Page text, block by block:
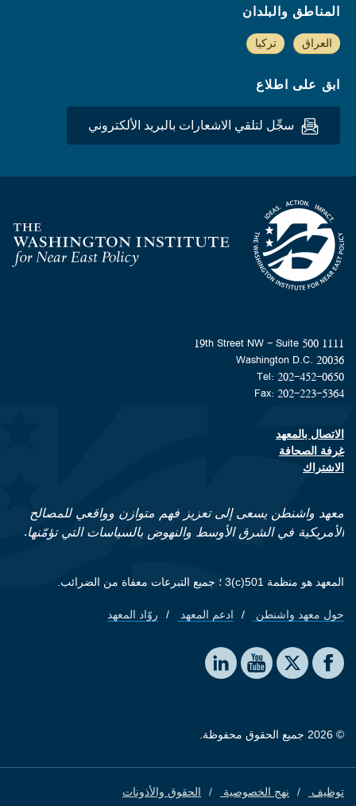
المناطق والبلدان
العراق تركيا
ابق على اطلاع
سجِّل لتلقي الاشعارات بالبريد الألكتروني
Homepage
1111 19th Street NW - Suite 500
Washington D.C. 20036
Tel: 202-452-0650
Fax: 202-223-5364
Footer contact links
الاتصال بالمعهد
غرفة الصحافة
الاشتراك
معهد واشنطن يسعى إلى تعزيز فهم متوازن وواقعي للمصالح
الأمريكية في الشرق الأوسط والنهوض بالسياسات التي تؤمّنها.
المعهد هو منظمة 501(c)3 ؛ جميع التبرعات معفاة من الضرائب.
Footer quick links
حول معهد واشنطن ادعم المعهد روّاد المعهد
Social media
The Washington Institute on Facebook
The Washington Institute on X
The Washington Institute on YouTube
The Washington Institute on LinkedIn
© 2026 جميع الحقوق محفوظة.
Footer
توظيف نهج الخصوصية الحقوق والأذونات